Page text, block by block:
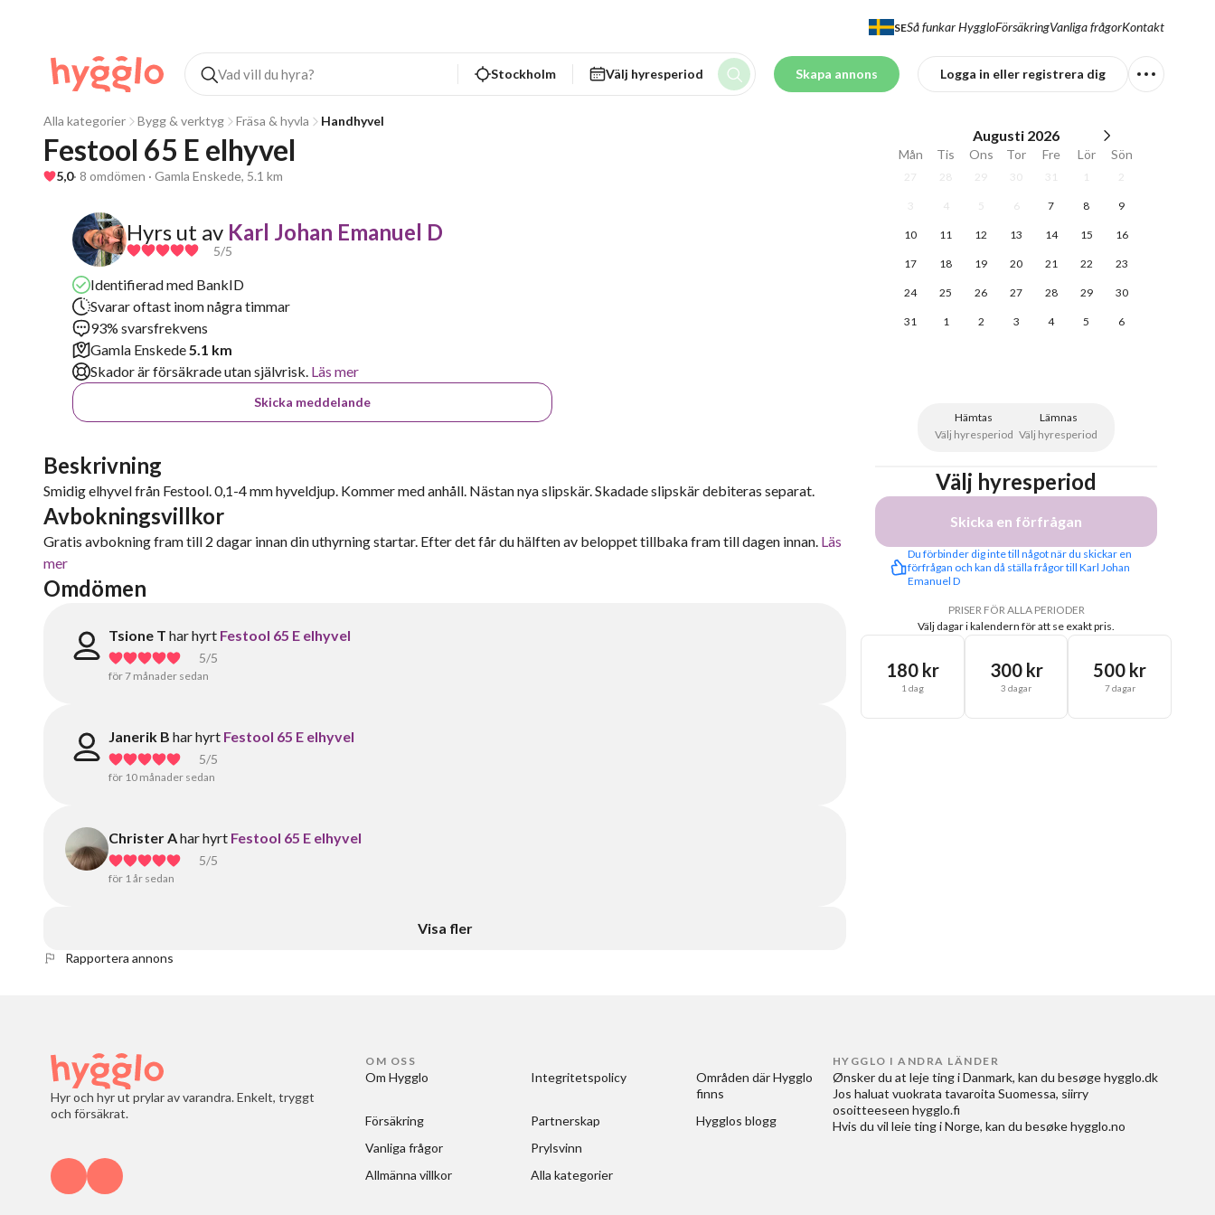
SESå funkar HyggloFörsäkringVanliga frågorKontakt
Stockholm Välj hyresperiod Skapa annons Logga in eller registrera dig
Alla kategorier Bygg & verktyg Fräsa & hyvla Handhyvel
Festool 65 E elhyvel
5,0· 8 omdömen · Gamla Enskede, 5.1 km
Hyrs ut av Karl Johan Emanuel D
5/5
Identifierad med BankID
Svarar oftast inom några timmar
93% svarsfrekvens
Gamla Enskede5.1 km
Skador är försäkrade utan självrisk. Läs mer
Skicka meddelande
Beskrivning
Smidig elhyvel från Festool. 0,1-4 mm hyveldjup. Kommer med anhåll. Nästan nya slipskär. Skadade slipskär debiteras separat.
Avbokningsvillkor
Gratis avbokning fram till 2 dagar innan din uthyrning startar. Efter det får du hälften av beloppet tillbaka fram till dagen innan. Läs
mer
Omdömen
Tsione T har hyrt Festool 65 E elhyvel
5/5
för 7 månader sedan
Janerik B har hyrt Festool 65 E elhyvel
5/5
för 10 månader sedan
Christer Ahar hyrt Festool 65 E elhyvel
5/5
för 1 år sedan
Visa fler
Augusti 2026
Mån Tis Ons Tor Fre Lör Sön
27 28 29 30 31 1 2
3 4 5 6 7 8 9
10 11 12 13 14 15 16
17 18 19 20 21 22 23
24 25 26 27 28 29 30
31 1 2 3 4 5 6
Hämtas
Välj hyresperiod
Lämnas
Välj hyresperiod
Välj hyresperiod
Skicka en förfrågan
Du förbinder dig inte till något när du skickar en
förfrågan och kan då ställa frågor till Karl Johan
Emanuel D
PRISER FÖR ALLA PERIODER
Välj dagar i kalendern för att se exakt pris.
180 kr
1 dag
300 kr
3 dagar
500 kr
7 dagar
Rapportera annons
Hyr och hyr ut prylar av varandra. Enkelt, tryggt
och försäkrat.
OM OSS
Om Hygglo
Försäkring
Vanliga frågor
Allmänna villkor
Integritetspolicy
Partnerskap
Prylsvinn
Alla kategorier
Områden där Hygglo
finns
Hygglos blogg
HYGGLO I ANDRA LÄNDER
Ønsker du at leje ting i Danmark, kan du besøge hygglo.dk
Jos haluat vuokrata tavaroita Suomessa, siirry
osoitteeseen hygglo.fi
Hvis du vil leie ting i Norge, kan du besøke hygglo.no